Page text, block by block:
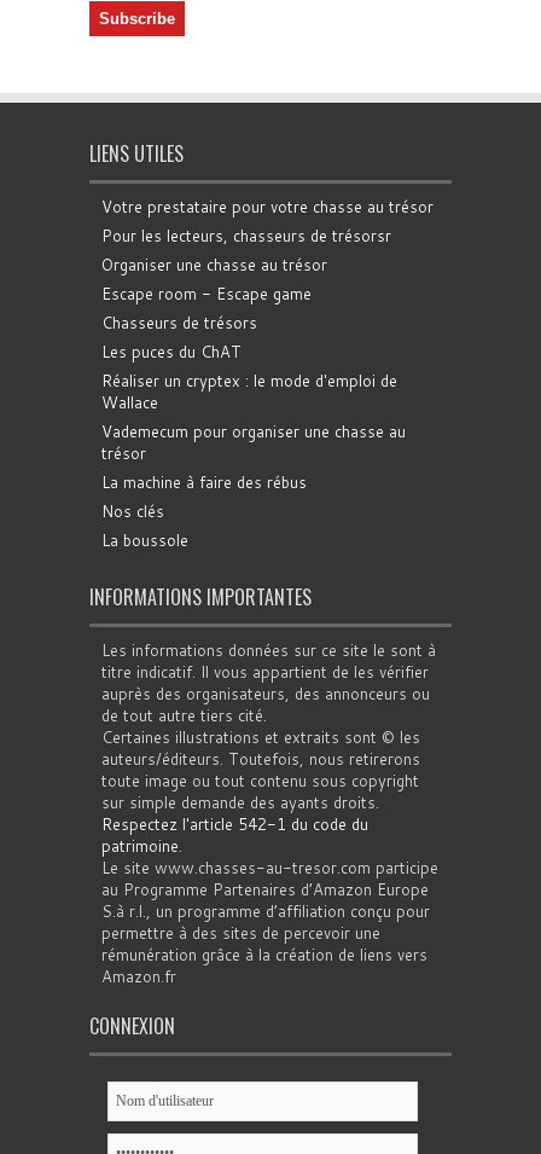
LIENS UTILES
Votre prestataire pour votre chasse au trésor
Pour les lecteurs, chasseurs de trésorsr
Organiser une chasse au trésor
Escape room - Escape game
Chasseurs de trésors
Les puces du ChAT
Réaliser un cryptex : le mode d'emploi de
Wallace
Vademecum pour organiser une chasse au
trésor
La machine à faire des rébus
Nos clés
La boussole
INFORMATIONS IMPORTANTES
Les informations données sur ce site le sont à
titre indicatif. Il vous appartient de les vérifier
auprès des organisateurs, des annonceurs ou
de tout autre tiers cité.
Certaines illustrations et extraits sont © les
auteurs/éditeurs. Toutefois, nous retirerons
toute image ou tout contenu sous copyright
sur simple demande des ayants droits.
Respectez l'article 542-1 du code du
patrimoine.
Le site www.chasses-au-tresor.com participe
au Programme Partenaires d’Amazon Europe
S.à r.l., un programme d’affiliation conçu pour
permettre à des sites de percevoir une
rémunération grâce à la création de liens vers
Amazon.fr
CONNEXION